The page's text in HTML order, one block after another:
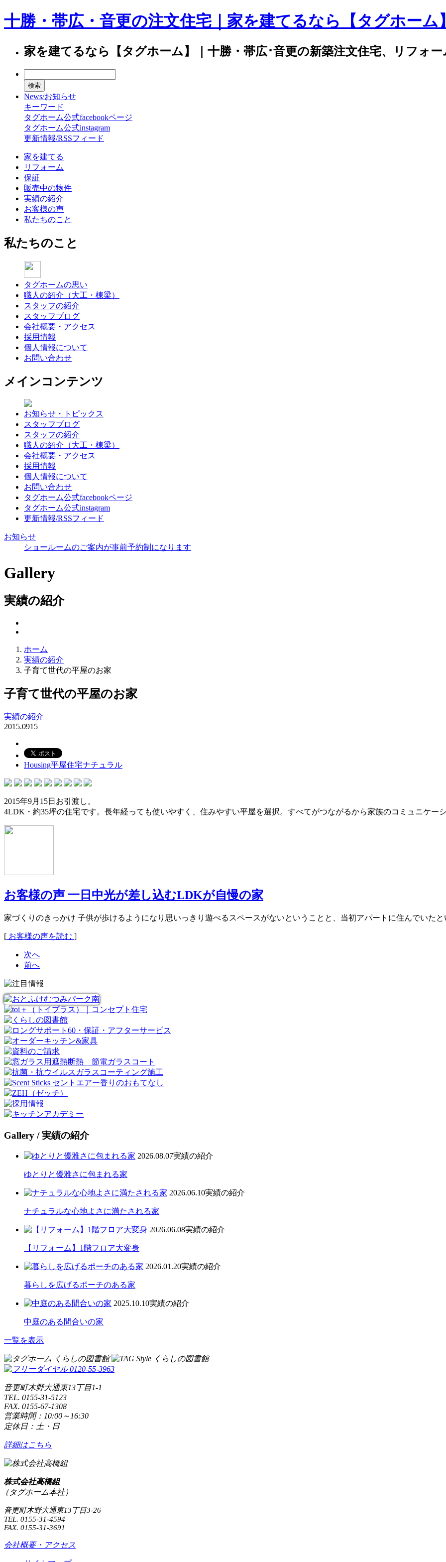
十勝・帯広・音更の注文住宅｜家を建てるなら【タグホーム】
家を建てるなら【タグホーム】｜十勝・帯広･音更の新築注文住宅、リフォー
News/お知らせ
キーワード
タグホーム公式facebookページ
タグホーム公式instagram
更新情報/RSSフィード
家を建てる
リフォーム
保証
販売中の物件
実績の紹介
お客様の声
私たちのこと
私たちのこと
タグホームの思い
職人の紹介（大工・棟梁）
スタッフの紹介
スタッフブログ
会社概要・アクセス
採用情報
個人情報について
お問い合わせ
メインコンテンツ
お知らせ・トピックス
スタッフブログ
スタッフの紹介
職人の紹介（大工・棟梁）
会社概要・アクセス
採用情報
個人情報について
お問い合わせ
タグホーム公式facebookページ
タグホーム公式instagram
更新情報/RSSフィード
お知らせ
ショールームのご案内が事前予約制になります
Gallery
実績の紹介
ホーム
実績の紹介
子育て世代の平屋のお家
子育て世代の平屋のお家
実績の紹介
2015.0915
Housing平屋住宅ナチュラル
2015年9月15日お引渡し。
4LDK・約35坪の住宅です。長年経っても使いやすく、住みやすい平屋を選択。すべてがつながるから家族のコミュニケー
お客様の声 一日中光が差し込むLDKが自慢の家
家づくりのきっかけ 子供が歩けるようになり思いっきり遊べるスペースがないということと、当初アパートに住んでいた
[ お客様の声を読む ]
次へ
前へ
Gallery / 実績の紹介
2026.08.07実績の紹介
ゆとりと優雅さに包まれる家
2026.06.10実績の紹介
ナチュラルな心地よさに満たされる家
2026.06.08実績の紹介
【リフォーム】1階フロア大変身
2026.01.20実績の紹介
暮らしを広げるポーチのある家
2025.10.10実績の紹介
中庭のある間合いの家
一覧を表示
音更町木野大通東13丁目1-1
TEL. 0155-31-5123
FAX. 0155-67-1308
営業時間：10:00～16:30
定休日：土・日
詳細はこちら
株式会社高橋組
（タグホーム本社）
音更町木野大通東13丁目3-26
TEL. 0155-31-4594
FAX. 0155-31-3691
会社概要・アクセス